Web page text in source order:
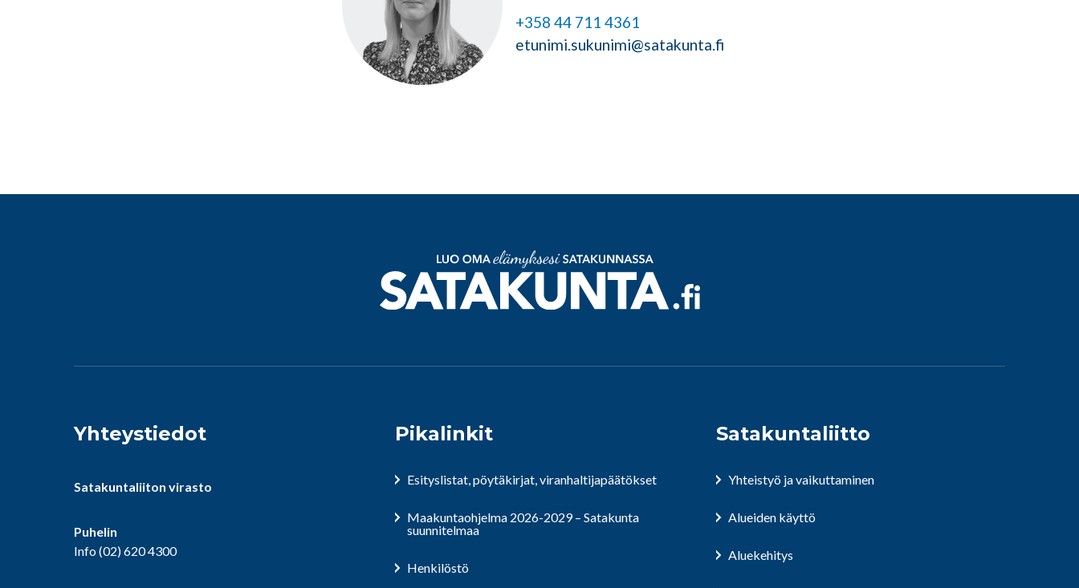
+358 44 711 4361
etunimi.sukunimi@satakunta.fi
Yhteystiedot
Satakuntaliiton virasto
Puhelin
Info(02) 620 4300
Pikalinkit
Esityslistat, pöytäkirjat, viranhaltijapäätökset
Maakuntaohjelma 2026-2029 – Satakunta
suunnitelmaa
Henkilöstö
Satakuntaliitto
Yhteistyö ja vaikuttaminen
Alueiden käyttö
Aluekehitys